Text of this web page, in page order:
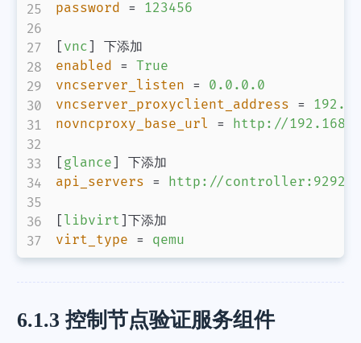
password = 123456
[ vnc ]
enabled = True
vncserver_listen =
0.0.0.0
vncserver_proxyclient_address =
novncproxy_base_url = http://
[ glance ]
api_servers = http://controller:9292
[ libvirt ]
virt_type = qemu
6.1.3 控制节点验证服务组件